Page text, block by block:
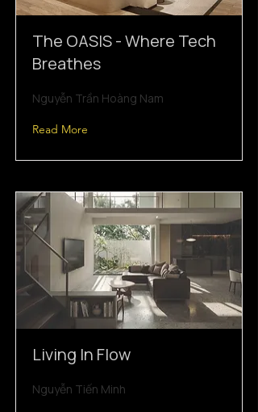
The OASIS - Where Tech
Breathes
Nguyễn Trần Hoàng Nam
Read More
Living In Flow
Nguyễn Tiến Minh